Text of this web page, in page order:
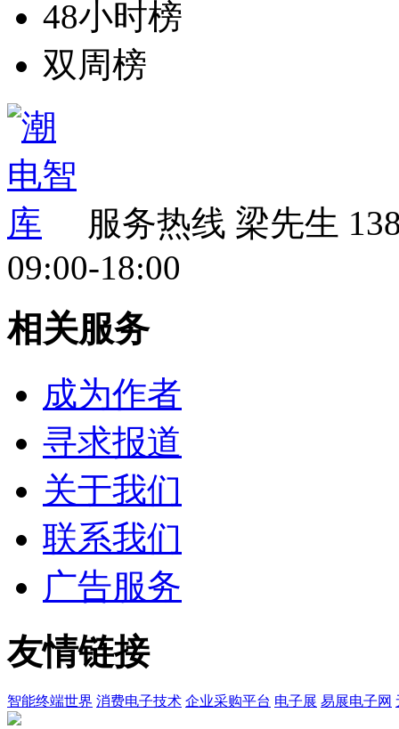
48小时榜
双周榜
服务热线 梁先生
09:00-18:00
相关服务
成为作者
寻求报道
关于我们
联系我们
广告服务
友情链接
智能终端世界 消费电子技术 企业采购平台 电子展 易展电子网